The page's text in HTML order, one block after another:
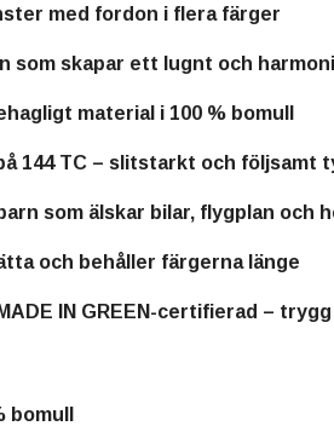
med fordon i flera färger
som skapar ett lugnt och
material i 100 % bomull
144 TC – slitstarkt och följsamt
som älskar bilar, flygplan och
och behåller färgerna länge
IN GREEN-certifierad –
bomull